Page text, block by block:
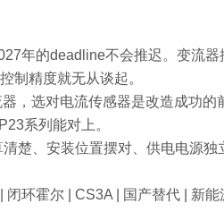
年的deadline不会推迟。变流
制精度就无从谈起。
，选对电流传感器是改造成功
系列能对上。
楚、安装位置摆对、供电电源独
闭环霍尔 | CS3A | 国产替代 | 新